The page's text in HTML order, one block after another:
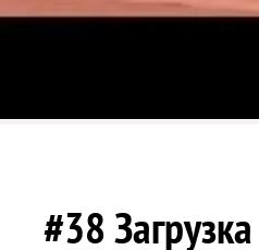
#38